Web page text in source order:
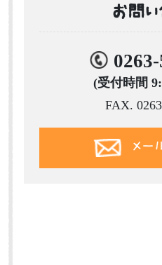
お問い
(受付時間
FAX.
メー